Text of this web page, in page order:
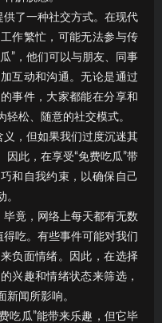
供了一种社交方式。在现代
作繁忙，可能无法参与传
”，他们可以与朋友、同事
互动和沟通。无论是通过
事件，大家都能在分享和
松、随意的社交模式。
义，但如果我们过度沉迷其
此，在享受“免费吃瓜”带
和自我约束，以确保自己
。
毕竟，网络上每天都有无数
得吃。有些事件可能对我们
负面情绪。因此，在选择
兴趣和情绪状态来筛选，
新闻所影响。
吃瓜”能带来乐趣，但它毕